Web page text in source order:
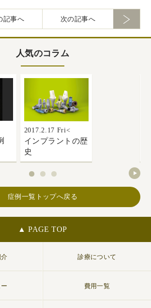
記事へ 次の記事へ
人気のコラム
2017.2.17 Fri<
インプラントの歴
史
症例一覧トップへ戻る
▲ PAGE TOP
診療について
費用一覧